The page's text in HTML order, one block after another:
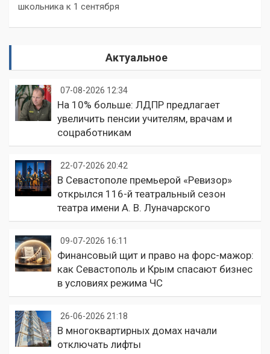
школьника к 1 сентября
Актуальное
07-08-2026 12:34
На 10% больше: ЛДПР предлагает
увеличить пенсии учителям, врачам и
соцработникам
22-07-2026 20:42
В Севастополе премьерой «Ревизор»
открылся 116-й театральный сезон
театра имени А. В. Луначарского
09-07-2026 16:11
Финансовый щит и право на форс-мажор:
как Севастополь и Крым спасают бизнес
в условиях режима ЧС
26-06-2026 21:18
В многоквартирных домах начали
отключать лифты